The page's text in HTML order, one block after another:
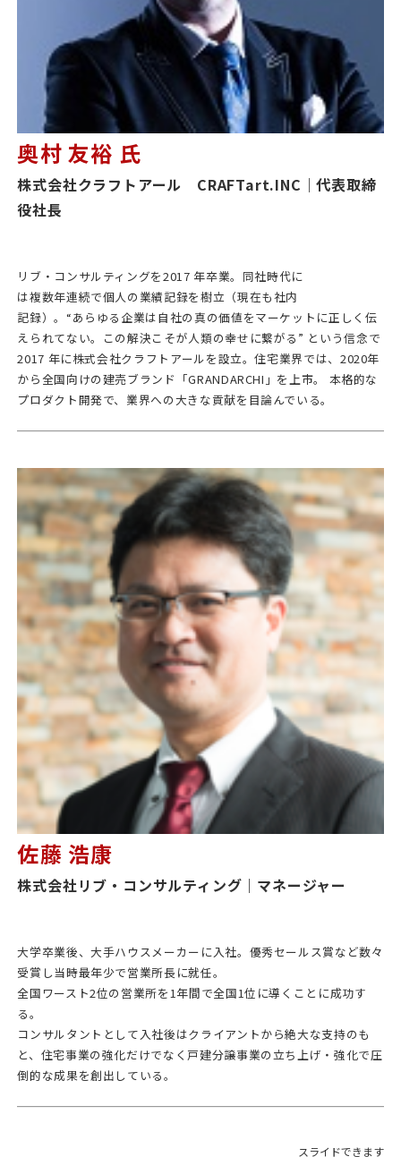
奥村 友裕 氏
株式会社クラフトアール CRAFTart.INC ｜代表取締
役社長
リブ・コンサルティングを2017 年卒業。同社時代に
は複数年連続で個人の業績記録を樹立（現在も社内
記録）。“あらゆる企業は自社の真の価値をマーケットに正しく伝
えられてない。この解決こそが人類の幸せに繋がる” という信念で
2017 年に株式会社クラフトアールを設立。住宅業界では、2020年
から全国向けの建売ブランド「GRANDARCHI」を上市。 本格的な
プロダクト開発で、業界への大きな貢献を目論んでいる。
佐藤 浩康
株式会社リブ・コンサルティング｜マネージャー
大学卒業後、大手ハウスメーカーに入社。優秀セールス賞など数々
受賞し当時最年少で営業所長に就任。
全国ワースト2位の営業所を1年間で全国1位に導くことに成功す
る。
コンサルタントとして入社後はクライアントから絶大な支持のも
と、住宅事業の強化だけでなく戸建分譲事業の立ち上げ・強化で圧
倒的な成果を創出している。